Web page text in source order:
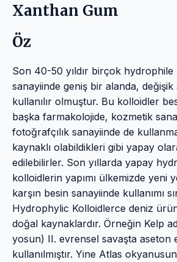
Xanthan Gum
Öz
Son 40-50 yıldır birçok
sanayiinde geniş bir alanda,
kullanılır olmuştur. Bu kolloidler
başka farmakolojide, kozmetik
fotoğrafçılık sanayiinde de
kaynaklı olabildikleri gibi yapay
edilebilirler. Son yıllarda yapay
kolloidlerin yapımı ülkemizde yeni
karşın besin sanayiinde kullanımı
Hydrophylic Kolloidlerce deniz
doğal kaynaklardır. Örneğin Kelp
yosun) II. evrensel savaşta aseton
kullanılmıştır. Yine Atlas